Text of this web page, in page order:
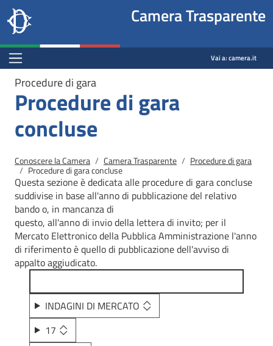
Salta al contenuto principale
Salta al menu di navigazione
Site
header
block
Camera dei deputati
Camera Trasparente
Menu Bar block
Vai a:camera.it
Procedure di gara
Procedure di gara
concluse
Briciole di pane
Conoscere la Camera Camera Trasparente Procedure di gara
Procedure di gara concluse
Questa sezione è dedicata alle procedure di gara concluse
suddivise in base all'anno di pubblicazione del relativo
bando o, in mancanza di
questo, all'anno di invio della lettera di invito; per il
Mercato Elettronico della Pubblica Amministrazione l'anno
di riferimento è quello di pubblicazione dell'avviso di
appalto aggiudicato.
INDAGINI DI MERCATO
17
Fine pagina
Salta al contenuto principale
Salta al menu di navigazione
Vai a inizio pagina